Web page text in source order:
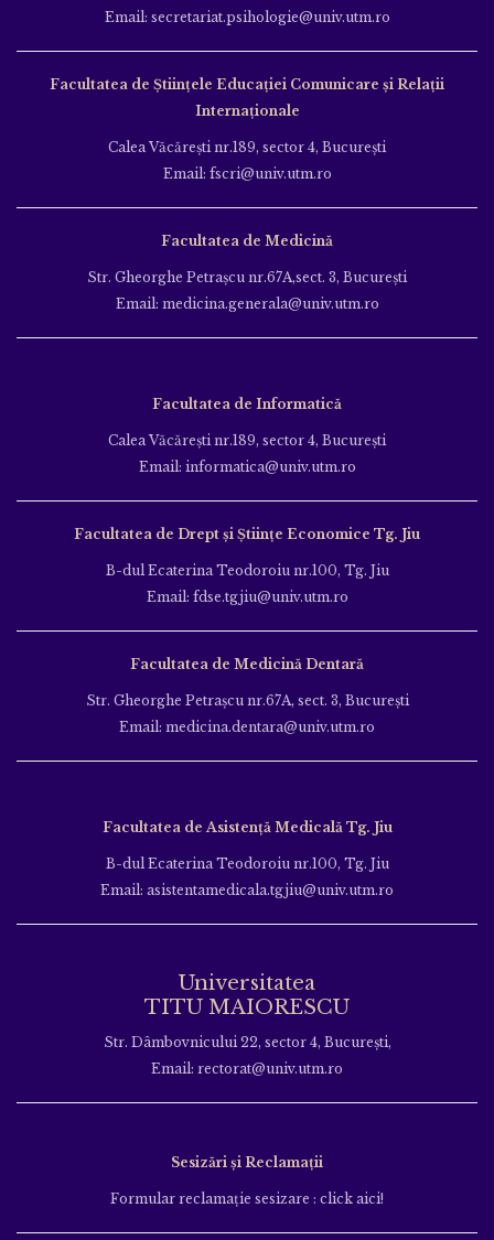
Email: secretariat.psihologie@univ.utm.ro
Facultatea de Ştiinţele Educației Comunicare și Relații
Internaționale
Calea Văcăreşti nr.189, sector 4, Bucureşti
Email: fscri@univ.utm.ro
Facultatea de Medicină
Str. Gheorghe Petraşcu nr.67A,sect. 3, Bucureşti
Email: medicina.generala@univ.utm.ro
Facultatea de Informatică
Calea Văcăreşti nr.189, sector 4, Bucureşti
Email: informatica@univ.utm.ro
Facultatea de Drept și Științe Economice Tg. Jiu
B-dul Ecaterina Teodoroiu nr.100, Tg. Jiu
Email: fdse.tgjiu@univ.utm.ro
Facultatea de Medicină Dentară
Str. Gheorghe Petraşcu nr.67A, sect. 3, Bucureşti
Email: medicina.dentara@univ.utm.ro
Facultatea de Asistență Medicală Tg. Jiu
B-dul Ecaterina Teodoroiu nr.100, Tg. Jiu
Email: asistentamedicala.tgjiu@univ.utm.ro
Universitatea
TITU MAIORESCU
Str. Dâmbovnicului 22, sector 4, București,
Email: rectorat@univ.utm.ro
Sesizări și Reclamații
Formular reclamație sesizare : click aici!